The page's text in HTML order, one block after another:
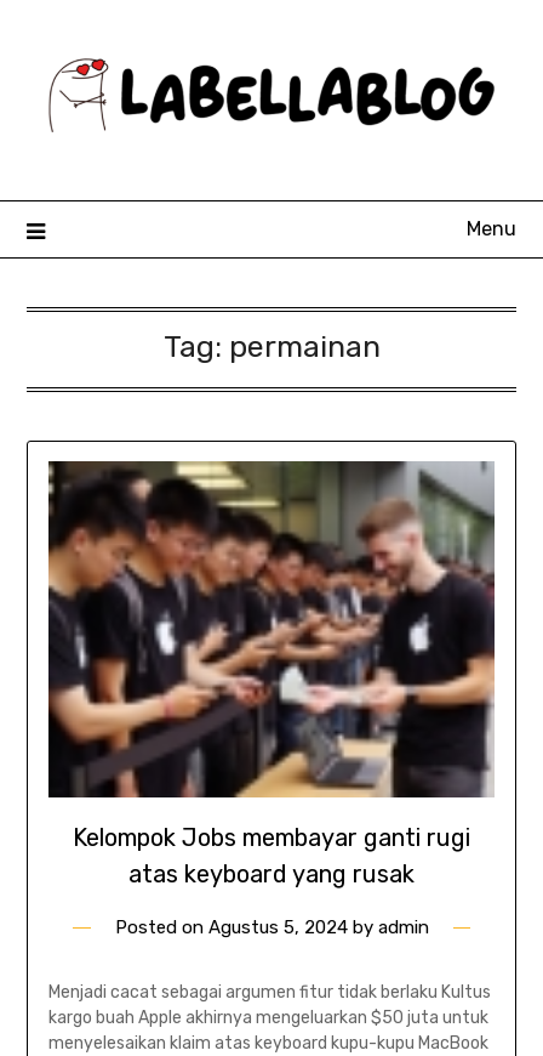
content
Menu
Tag: permainan
Kelompok Jobs membayar ganti rugi
atas keyboard yang rusak
Posted on Agustus 5, 2024by admin
Menjadi cacat sebagai argumen fitur tidak berlaku Kultus
kargo buah Apple akhirnya mengeluarkan $50 juta untuk
menyelesaikan klaim atas keyboard kupu-kupu MacBook